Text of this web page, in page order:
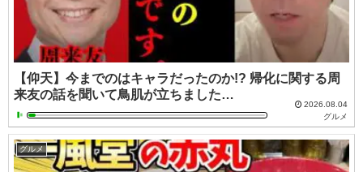
【仰天】今までのはキャラだったのか!? 帰化に関する周
来友の話を聞いて鳥肌が立ちました…
2026.08.04
グルメ
グルメ